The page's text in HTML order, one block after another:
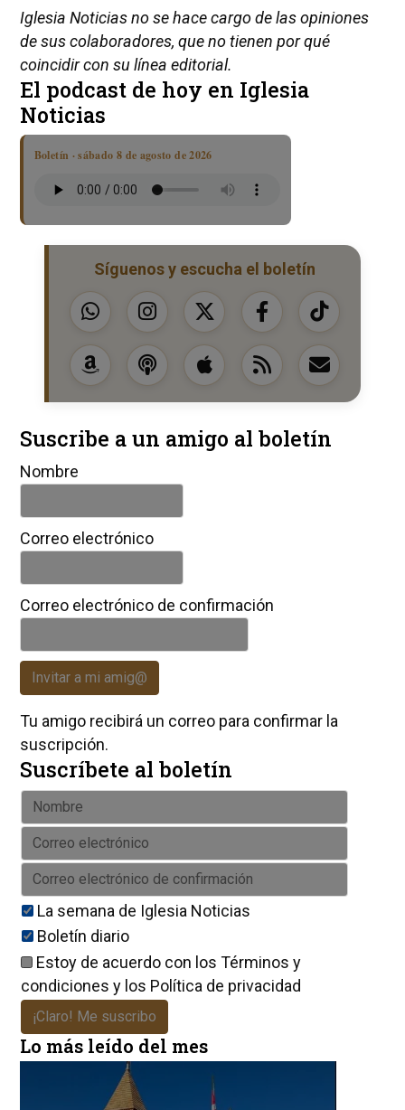
Iglesia Noticias no se hace cargo de las opiniones
de sus colaboradores, que no tienen por qué
coincidir con su línea editorial.
El podcast de hoy en Iglesia
Noticias
Boletín · sábado 8 de agosto de 2026
Síguenos y escucha el boletín
Suscribe a un amigo al boletín
Nombre
Correo electrónico
Correo electrónico de confirmación
Invitar a mi amig@
Tu amigo recibirá un correo para confirmar la
suscripción.
Suscríbete al boletín
La semana de Iglesia Noticias
Boletín diario
Estoy de acuerdo con los Términos y
condiciones y los Política de privacidad
¡Claro! Me suscribo
Lo más leído del mes